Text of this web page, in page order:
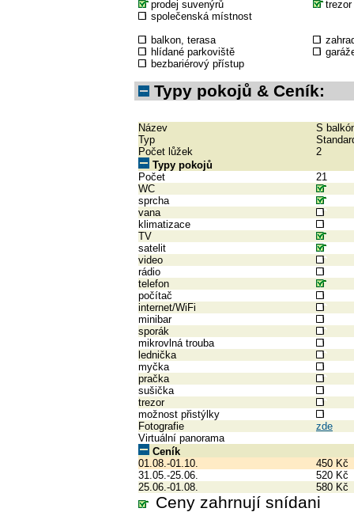
prodej suvenýrů
trezor
společenská místnost
balkon, terasa
hlídané parkoviště
bezbariérový přístup
Typy pokojů & Ceník:
Název
S
Typ
Počet lůžek
2
Typy pokojů
Počet
21
WC
sprcha
vana
klimatizace
TV
satelit
video
rádio
telefon
počítač
internet/WiFi
minibar
sporák
mikrovlná trouba
lednička
myčka
pračka
sušička
trezor
možnost přistýlky
Fotografie
zde
Virtuální panorama
Ceník
01.08.-01.10.
450 Kč
31.05.-25.06.
520 Kč
25.06.-01.08.
580 Kč
Ceny zahrnují snídani